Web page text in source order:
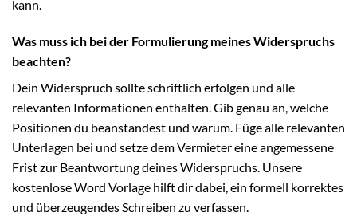
kann.
Was muss ich bei der Formulierung meines Widerspruchs
beachten?
Dein Widerspruch sollte schriftlich erfolgen und alle
relevanten Informationen enthalten. Gib genau an, welche
Positionen du beanstandest und warum. Füge alle relevanten
Unterlagen bei und setze dem Vermieter eine angemessene
Frist zur Beantwortung deines Widerspruchs. Unsere
kostenlose Word Vorlage hilft dir dabei, ein formell korrektes
und überzeugendes Schreiben zu verfassen.